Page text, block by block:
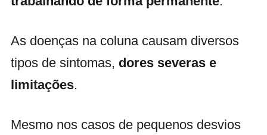
As doenças na coluna causam diversos
tipos de sintomas, dores severas e
limitações.
Mesmo nos casos de pequenos desvios